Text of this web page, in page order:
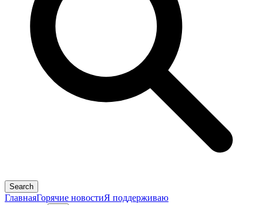
Search
ГлавнаяГорячие новостиЯ поддерживаю